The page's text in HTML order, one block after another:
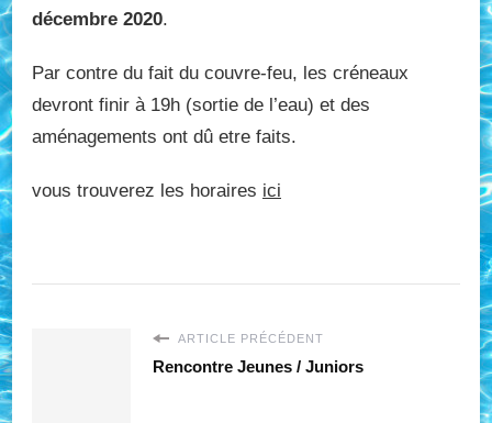
décembre 2020.
Par contre du fait du couvre-feu, les créneaux
devront finir à 19h (sortie de l’eau) et des
aménagements ont dû etre faits.
vous trouverez les horaires ici
ARTICLE PRÉCÉDENT
Rencontre Jeunes / Juniors